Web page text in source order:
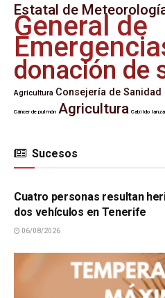
Estatal de
General de
donación de
Agricultura Consejería de
Cáncer de pulmón Agricultura Cabildo
Sucesos
SUCESOS
Cuatro personas resultan
dos vehículos en Tenerife
06/08/2026